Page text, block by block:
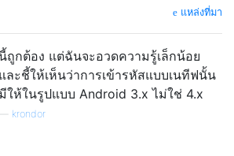
แหล่งที่มา
นี้ถูกต้อง แต่ฉันจะอวดความรู้เล็กน้อย
และชี้ให้เห็นว่าการเข้ารหัสแบบเนทีฟนั้น
มีให้ในรูปแบบ Android 3.x ไม่ใช่ 4.x
krondor